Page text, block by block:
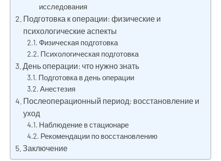
исследования
Подготовка к операции: физические и
психологические аспекты
Физическая подготовка
Психологическая подготовка
День операции: что нужно знать
Подготовка в день операции
Анестезия
Послеоперационный период: восстановление и
уход
Наблюдение в стационаре
Рекомендации по восстановлению
Заключение